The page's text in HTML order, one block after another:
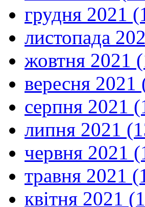
грудня 2021
листопада
жовтня 2021
вересня 2021
серпня 2021
липня 2021
червня 2021
травня 2021
квітня 2021